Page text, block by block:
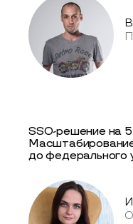
SSO-решение на
до федерального